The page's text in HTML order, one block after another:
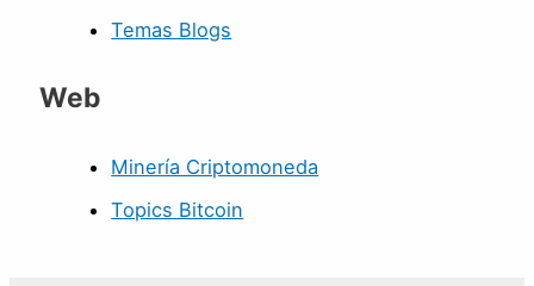
Temas Blogs
Web
Minería Criptomoneda
Topics Bitcoin